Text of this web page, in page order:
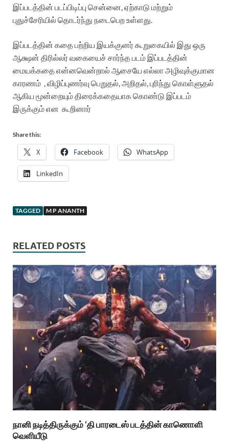
இப்படத்தின் படப்பிடிப்பு சென்னை,ஏற்காடு மற்றும்
புதுச்சேரியில் தொடர்ந்து நடைபெறஉள்ளது.
இப்படத்தின் கதைபற்றிய இயக்குனர்கூறுகையில் இது ஒரு
ஆக்ஷன் திரில்லர்வகையைச் சார்ந்தபடம் இப்படத்தின்
மையக்கதைஎன்னவென்றால் ஆசையே எல்லாஅழிவுக்குமான
காரணம் ,விழிப்புணர்வு பெறுதல்,அறிதல்,புரிந்து கொள்ளுதல்
ஆகிய மூன்றையும்திரைக்கதையாககொண்டு இப்படம்
இருக்கும்என கூறினார்
Share this:
X Facebook WhatsApp
LinkedIn
TAGGED M P ANANTH
RELATED POSTS
நானி நடித்திருக்கும் ‘தி பாரடைஸ் படத்தின் காணொளி
வெளியீடு